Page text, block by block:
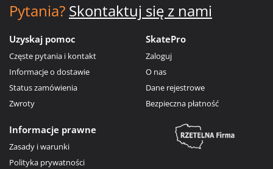
Pytania? Skontaktuj się z nami
Uzyskaj pomoc
Częste pytania i kontakt
Informacje o dostawie
Status zamówienia
Zwroty
SkatePro
Zaloguj
O nas
Dane rejestrowe
Bezpieczna płatność
Informacje prawne
Zasady i warunki
Polityka prywatności